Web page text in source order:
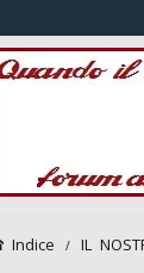
Indice IL